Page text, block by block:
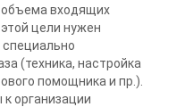
объема входящих
цели нужен
(техника, настройка
помощника и пр.).
организации